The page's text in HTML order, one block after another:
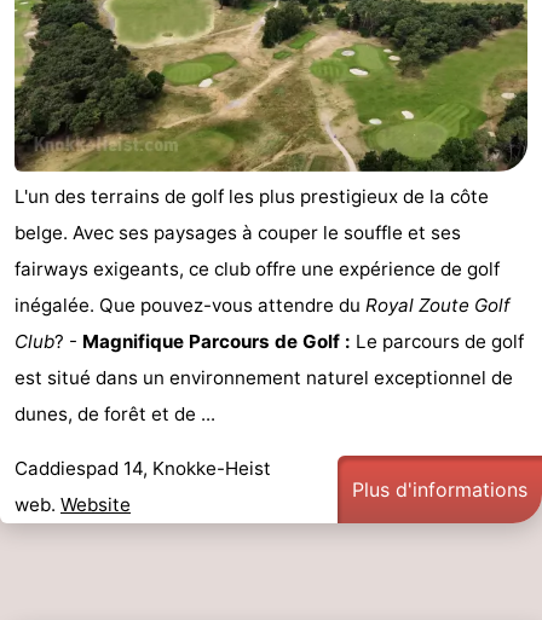
Zwin
Heist
Blankenberge
-
Wenduine
-
Le
Coq
-
Bredene
-
Ostende
-
Middelkerke
-
Westende
Météo
Contact
L'un des terrains de golf les plus prestigieux de la côte
belge. Avec ses paysages à couper le souffle et ses
fairways exigeants, ce club offre une expérience de golf
inégalée. Que pouvez-vous attendre du Royal Zoute Golf
Club? - Magnifique Parcours de Golf : Le parcours de golf
est situé dans un environnement naturel exceptionnel de
dunes, de forêt et de ...
Caddiespad 14, Knokke-Heist
web. Website
Plus d'informations